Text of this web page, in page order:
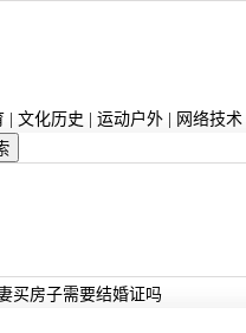
| 文化历史 运动户外| 网络技术|
买房子需要结婚证吗